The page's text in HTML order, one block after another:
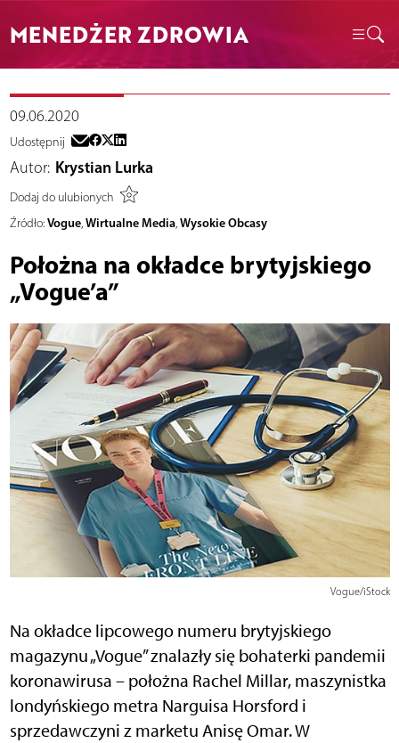
MENEDŻER ZDROWIA
09.06.2020
Udostępnij
Autor: Krystian Lurka
Dodaj do ulubionych
Źródło: Vogue,Wirtualne Media,Wysokie Obcasy
Położna na okładce brytyjskiego
„Vogue’a”
Vogue/iStock
Na okładce lipcowego numeru brytyjskiego
magazynu „Vogue” znalazły się bohaterki pandemii
koronawirusa – położna Rachel Millar, maszynistka
londyńskiego metra Narguisa Horsford i
sprzedawczyni z marketu Anisę Omar. W